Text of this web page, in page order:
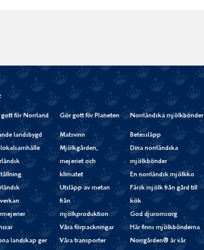
för Norrland
landsbygd
landskap ger
Gör gott för Planeten
Matsvinn
Mjölkgården,
mejeriet och
klimatet
Utsläpp av metan
från
mjölkproduktion
Våra förpackningar
Våra transporter
Norrländska mjölkbönder
Betessläpp
Dina norrländska
mjölkbönder
En norrländsk mjölkko
Färsk mjölk från gård till
kök
God djuromsorg
Här finns mjölkbönderna
Norrgården® är vår